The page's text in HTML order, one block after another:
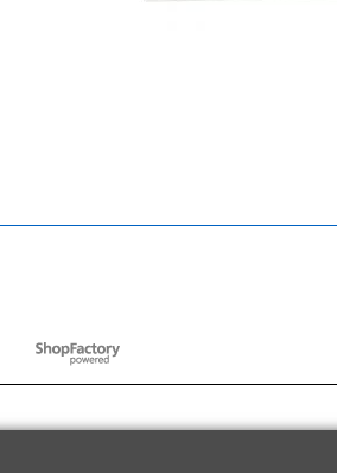
Webwinkel gemaakt met
ShopFactory webwinkel